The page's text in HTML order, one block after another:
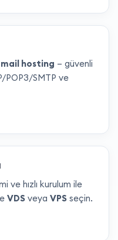
mail hosting — güvenli
POP3/SMTP ve
ve hızlı kurulum ile
VDS veya VPS seçin.